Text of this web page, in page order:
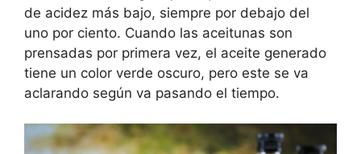
de acidez más bajo, siempre por debajo del
uno por ciento. Cuando las aceitunas son
prensadas por primera vez, el aceite generado
tiene un color verde oscuro, pero este se va
aclarando según va pasando el tiempo.